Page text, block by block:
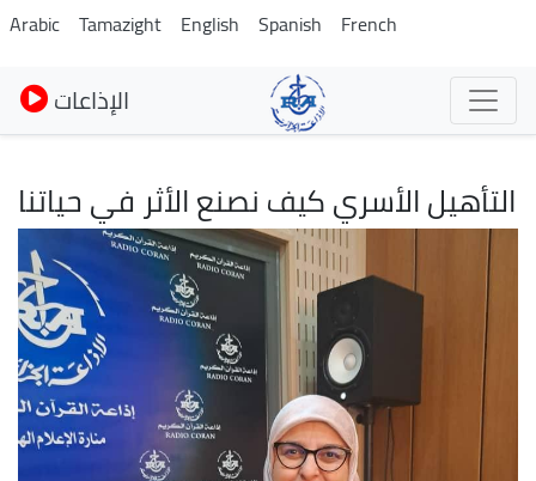
Pasar
al
contenido
principal
Arabic Tamazight English Spanish French
الإذاعات
التأهيل الأسري كيف نصنع الأثر في حياتنا
Imagen